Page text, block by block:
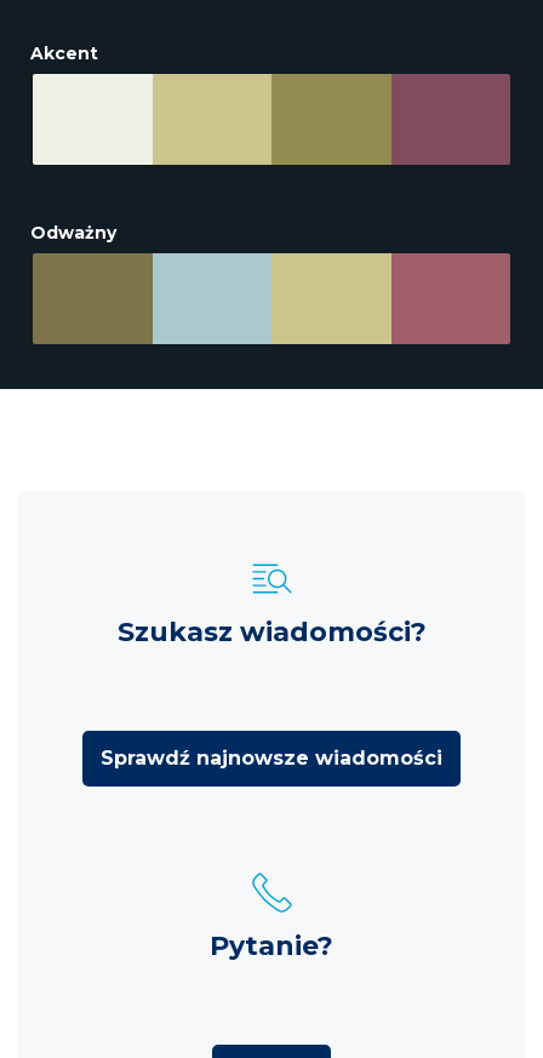
Akcent
Odważny
Szukasz wiadomości?
Sprawdź najnowsze wiadomości
Pytanie?